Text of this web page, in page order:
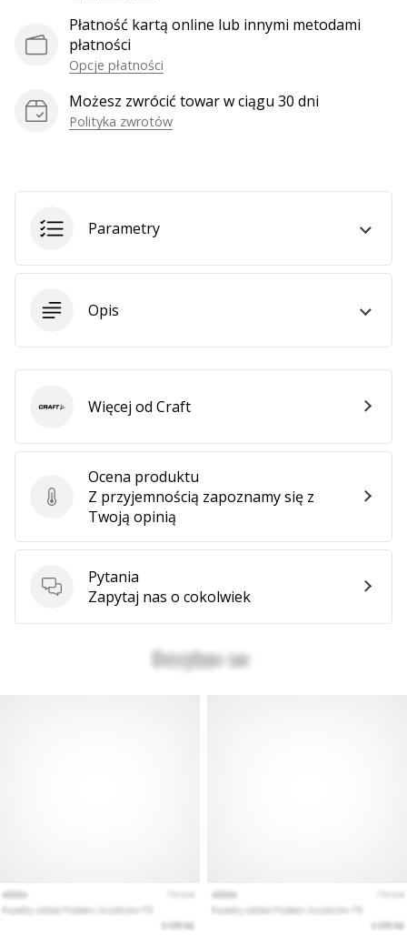
Płatność kartą online lub innymi metodami
płatności
Opcje płatności
Możesz zwrócić towar w ciągu 30 dni
Polityka zwrotów
Parametry
Opis
Ocena produktu
Ocena produktu
Z przyjemnością zapoznamy się z
Twoją opinią
Pytania
Pytania
Zapytaj nas o cokolwiek
Craft Więcej od Craft